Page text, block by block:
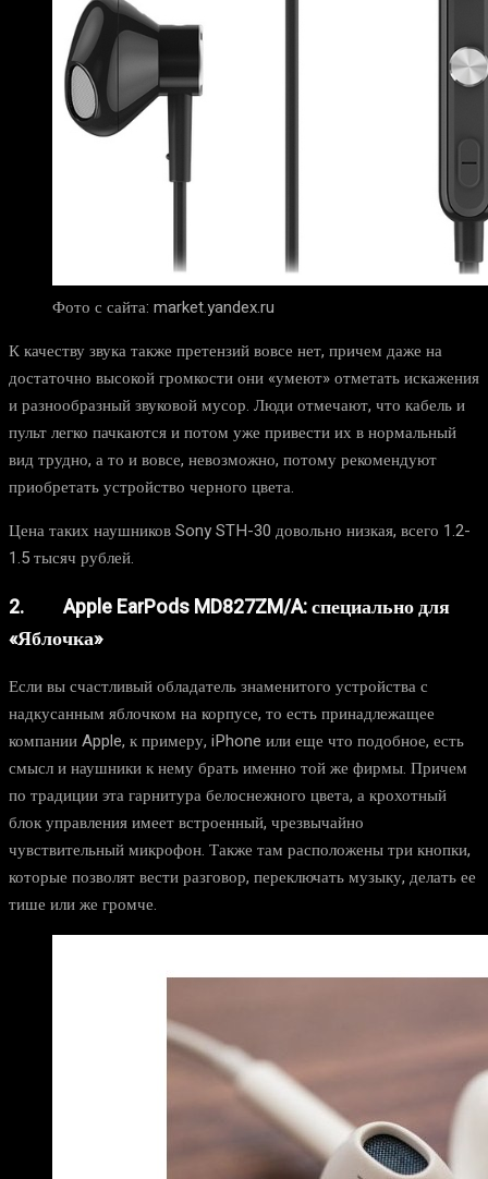
Фото с сайта: market.yandex.ru
К качеству звука также претензий вовсе нет, причем даже на
достаточно высокой громкости они «умеют» отметать искажения
и разнообразный звуковой мусор. Люди отмечают, что кабель и
пульт легко пачкаются и потом уже привести их в нормальный
вид трудно, а то и вовсе, невозможно, потому рекомендуют
приобретать устройство черного цвета.
Цена таких наушников Sony STH-30 довольно низкая, всего 1.2-
1.5 тысяч рублей.
2. Apple EarPods MD827ZM/A: специально для
«Яблочка»
Если вы счастливый обладатель знаменитого устройства с
надкусанным яблочком на корпусе, то есть принадлежащее
компании Apple, к примеру, iPhone или еще что подобное, есть
смысл и наушники к нему брать именно той же фирмы. Причем
по традиции эта гарнитура белоснежного цвета, а крохотный
блок управления имеет встроенный, чрезвычайно
чувствительный микрофон. Также там расположены три кнопки,
которые позволят вести разговор, переключать музыку, делать ее
тише или же громче.